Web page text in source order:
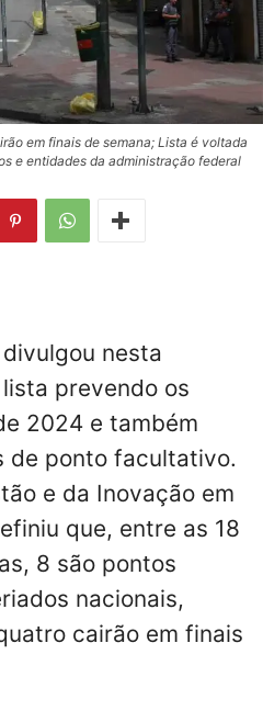
em finais de semana; Lista é voltada
e entidades da administração federal
divulgou nesta
lista prevendo os
2024 e também
de ponto facultativo.
e da Inovação em
que, entre as 18
8 são pontos
nacionais,
cairão em finais